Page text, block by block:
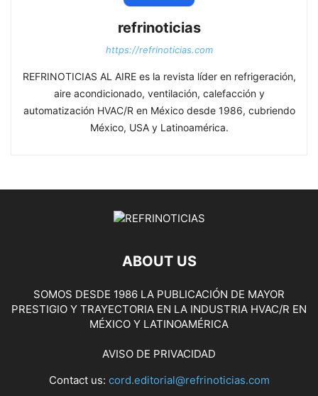
refrinoticias
https://refrinoticias.com
REFRINOTICIAS AL AIRE es la revista líder en refrigeración,
aire acondicionado, ventilación, calefacción y
automatización HVAC/R en México desde 1986, cubriendo
México, USA y Latinoamérica.
ABOUT US
SOMOS DESDE 1986 LA PUBLICACIÓN DE MAYOR
PRESTIGIO Y TRAYECTORIA EN LA INDUSTRIA HVAC/R EN
MÉXICO Y LATINOAMÉRICA
AVISO DE PRIVACIDAD
Contact us: cord.editorial@refrinoticias.com